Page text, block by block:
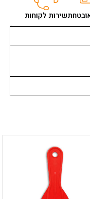
שירות לקוחות
זה
יש
מספר
סוגים.
ניתן